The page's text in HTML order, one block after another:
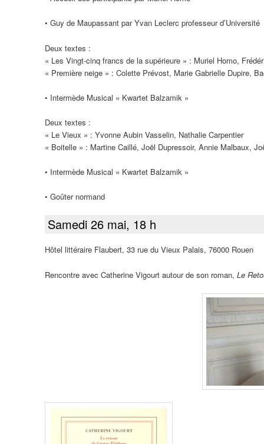
• Guy de Maupassant par Yvan Leclerc professeur d’Université
Deux textes :
« Les Vingt-cinq francs de la supérieure » : Muriel Homo,
« Première neige » : Colette Prévost, Marie Gabrielle Dupire,
• Intermède Musical « Kwartet Balzamik »
Deux textes :
« Le Vieux » : Yvonne Aubin Vasselin, Nathalie Carpentier
« Boitelle » : Martine Caillé, Joël Dupressoir, Annie Malbaux,
• Intermède Musical « Kwartet Balzamik »
• Goûter normand
Samedi 26 mai, 18 h
Hôtel littéraire Flaubert, 33 rue du Vieux Palais, 76000 Rouen
Rencontre avec Catherine Vigourt autour de son roman, Le